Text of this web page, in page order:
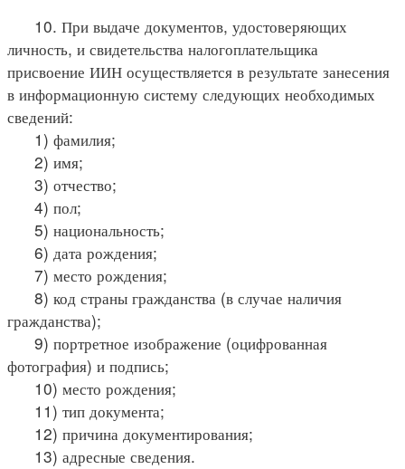
10. При выдаче документов, удостоверяющих
личность, и свидетельства налогоплательщика
присвоение ИИН осуществляется в результате занесения
в информационную систему следующих необходимых
сведений:
1) фамилия;
2) имя;
3) отчество;
4) пол;
5) национальность;
6) дата рождения;
7) место рождения;
8) код страны гражданства (в случае наличия
гражданства);
9) портретное изображение (оцифрованная
фотография) и подпись;
10) место рождения;
11) тип документа;
12) причина документирования;
13) адресные сведения.